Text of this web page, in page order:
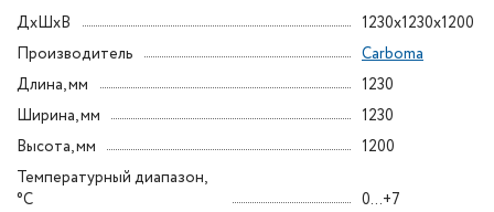
ДxШxВ
1230x1230x1200
Производитель
Carboma
Длина, мм
1230
Ширина, мм
1230
Высота, мм
1200
Температурный диапазон,
°C
0...+7